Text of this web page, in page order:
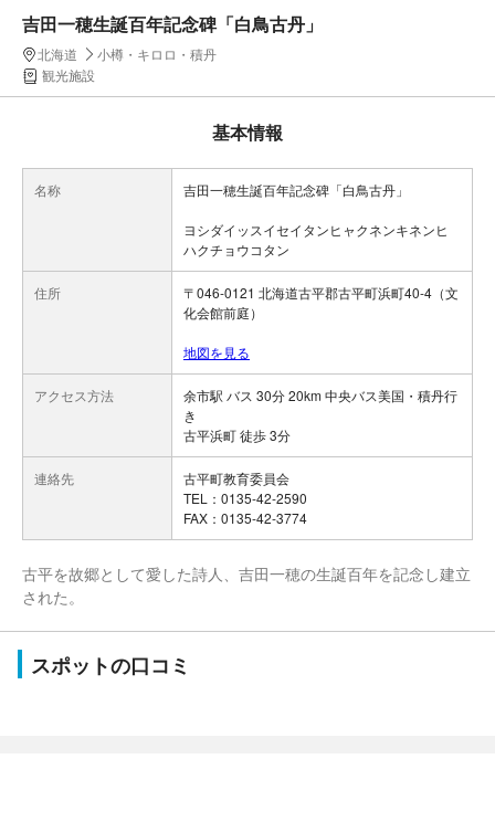
吉田一穂生誕百年記念碑「白鳥古丹」
北海道
小樽・キロロ・積丹
観光施設
基本情報
名称 吉田一穂生誕百年記念碑「白鳥古丹」
ヨシダイッスイセイタンヒャクネンキネンヒ
ハクチョウコタン
住所
〒046-0121 北海道古平郡古平町浜町40-4（文
化会館前庭）
地図を見る
アクセス方法
余市駅 バス 30分 20km 中央バス美国・積丹行
き
古平浜町 徒歩 3分
連絡先
古平町教育委員会
TEL：0135-42-2590
FAX：0135-42-3774
古平を故郷として愛した詩人、吉田一穂の生誕百年を記念し建立
された。
スポットの口コミ